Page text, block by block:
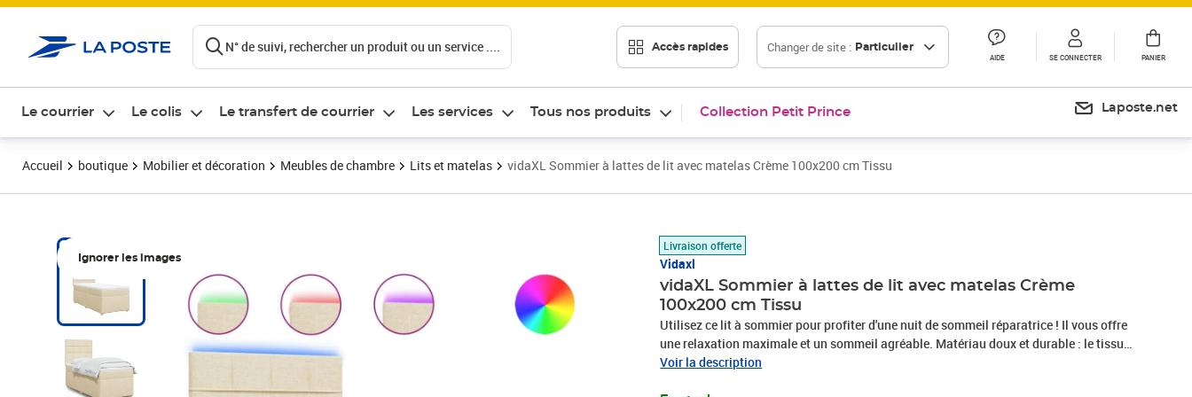
N° de suivi, rechercher un produit ou un service .... Accès rapides Changer de site : Particulier
AIDE SE CONNECTER PANIER
Le courrier Le colis Le transfert de courrier Les services Tous nos produits Collection Petit Prince Laposte.net
Accueil boutique Mobilier et décoration Meubles de chambre Lits et matelas vidaXL Sommier à lattes de lit avec matelas Crème 100x200 cm Tissu
Ignorer les images
Livraison offerte
Vidaxl
vidaXL Sommier à lattes de lit avec matelas Crème
100x200 cm Tissu
Utilisez ce lit à sommier pour profiter d'une nuit de sommeil réparatrice ! Il vous offre
une relaxation maximale et un sommeil agréable. Matériau doux et durable : le tissu
en polyester allie douceur, respirabilité et durabilité, vous garantissant un confort et
Voir la description
Prix 468,89€